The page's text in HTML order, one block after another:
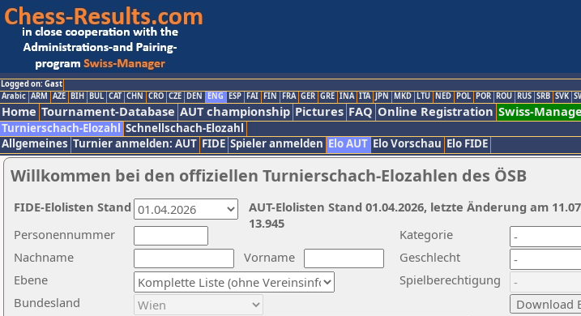
Logged on: Gast
Arabic ARM AZE BIH BUL CAT CHN CRO CZE DEN ENG ESP FAI FIN FRA GER GRE INA ITA JPN MKD LTU NED POL POR ROU RUS SRB SVK
Home Tournament-Database AUT championship Pictures FAQ Online Registration Swiss-
Turnierschach-Elozahl Schnellschach-Elozahl
Allgemeines Turnier anmelden: AUT FIDE Spieler anmelden Elo AUT Elo Vorschau Elo FIDE
Willkommen bei den offiziellen Turnierschach-Elozahlen des ÖSB
Nachname
Vorname
Ebene
Kategorie
Personennummer
Bundesland
Geschlecht
Spielberechtigung
AUT-Elolisten Stand 01.04.2026, letzte Änderung am
13.945
FIDE-Elolisten Stand